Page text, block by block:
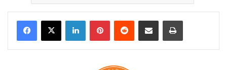
LinkedInPinterestReddit Share via Email Print